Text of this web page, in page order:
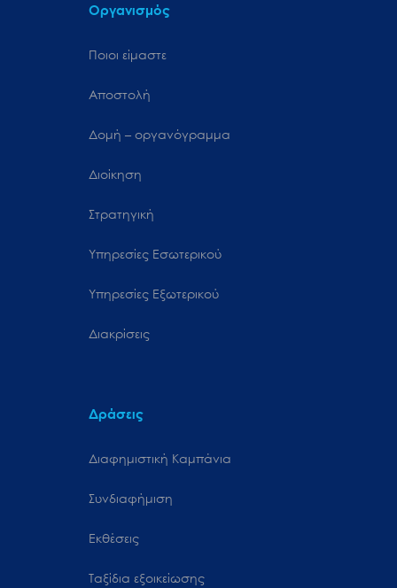
Οργανισμός
Ποιοι είμαστε
Αποστολή
Δομή – οργανόγραμμα
Διοίκηση
Στρατηγική
Υπηρεσίες Εσωτερικού
Υπηρεσίες Εξωτερικού
Διακρίσεις
Δράσεις
Διαφημιστική Καμπάνια
Συνδιαφήμιση
Εκθέσεις
Ταξίδια εξοικείωσης